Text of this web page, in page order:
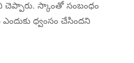
స్కాంతో సంబంధం
ఎందుకు ధ్వంసం చేసిందని